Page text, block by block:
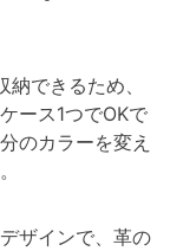
できるため、
ース1つでOKで
のカラーを変え
ザインで、革の